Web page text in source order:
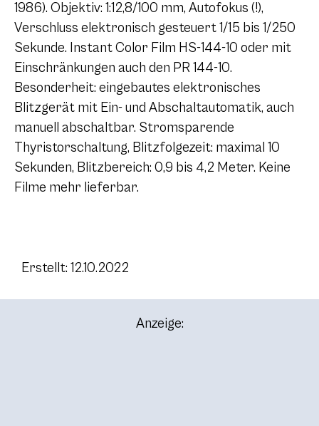
1986). Objektiv: 1:12,8/100 mm, Autofokus (!),
Verschluss elektronisch gesteuert 1/15 bis 1/250
Sekunde. Instant Color Film HS-144-10 oder mit
Einschränkungen auch den PR 144-10.
Besonderheit: eingebautes elektronisches
Blitzgerät mit Ein- und Abschaltautomatik, auch
manuell abschaltbar. Stromsparende
Thyristorschaltung, Blitzfolgezeit: maximal 10
Sekunden, Blitzbereich: 0,9 bis 4,2 Meter. Keine
Filme mehr lieferbar.
Erstellt: 12.10.2022
Anzeige: